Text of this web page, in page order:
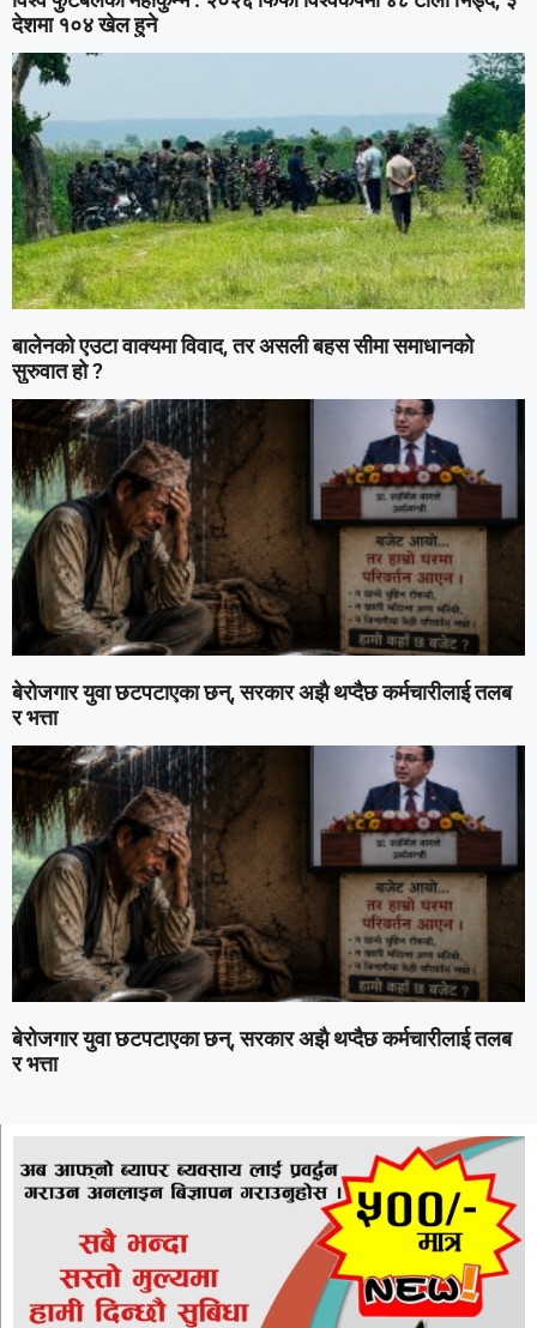
देशमा १०४ खेल हुने
बालेनको एउटा वाक्यमा विवाद, तर असली बहस सीमा समाधानको
सुरुवात हो ?
बेरोजगार युवा छटपटाएका छन्, सरकार अझै थप्दैछ कर्मचारीलाई तलब
र भत्ता
बेरोजगार युवा छटपटाएका छन्, सरकार अझै थप्दैछ कर्मचारीलाई तलब
र भत्ता